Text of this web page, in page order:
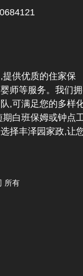
供优质的住家保
师等服务。我们
,可满足您的多样
白班保姆或钟点
择丰泽园家政,让
所有